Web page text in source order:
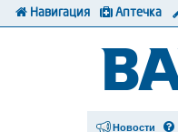
Новости
Навигация Аптечка